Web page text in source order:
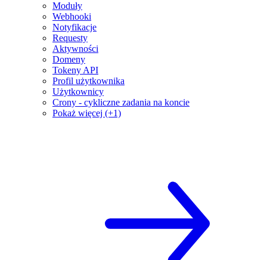
Moduły
Webhooki
Notyfikacje
Requesty
Aktywności
Domeny
Tokeny API
Profil użytkownika
Użytkownicy
Crony - cykliczne zadania na koncie
Pokaż więcej (+1)